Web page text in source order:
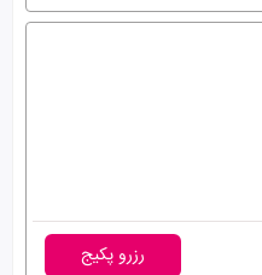
رزرو پکیج